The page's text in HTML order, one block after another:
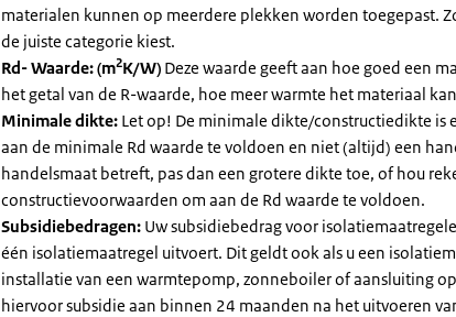
materialen kunnen op meerdere plekken worden toegepast.
de juiste categorie kiest.
Rd- Waarde: (m2K/W) Deze waarde geeft aan hoe goed een
het getal van de R-waarde, hoe meer warmte het materiaal
Minimale dikte: Let op! De minimale dikte/constructiedikte is
aan de minimale Rd waarde te voldoen en niet (altijd) een
handelsmaat betreft, pas dan een grotere dikte toe, of hou
constructievoorwaarden om aan de Rd waarde te voldoen.
Subsidiebedragen: Uw subsidiebedrag voor
één isolatiemaatregel uitvoert. Dit geldt ook als u een
installatie van een warmtepomp, zonneboiler of aansluiting
hiervoor subsidie aan binnen 24 maanden na het uitvoeren